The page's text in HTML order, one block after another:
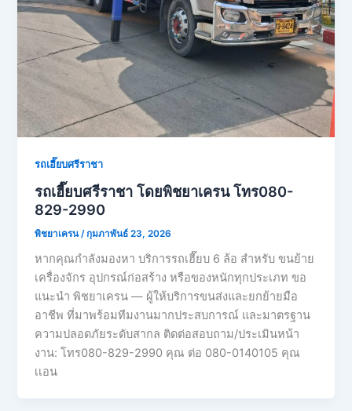
รถเฮี๊ยบศรีราชา
รถเฮี๊ยบศรีราชา โดยพิชยาเครน โทร080-
829-2990
พิชยาเครน /กุมภาพันธ์ 23, 2026
หากคุณกำลังมองหา บริการรถเฮี๊ยบ 6 ล้อ สำหรับ ขนย้าย
เครื่องจักร อุปกรณ์ก่อสร้าง หรือของหนักทุกประเภท ขอ
แนะนำ พิชยาเครน — ผู้ให้บริการขนส่งและยกย้ายมือ
อาชีพ ที่มาพร้อมทีมงานมากประสบการณ์ และมาตรฐาน
ความปลอดภัยระดับสากล ติดต่อสอบถาม/ประเมินหน้า
งาน: โทร080-829-2990 คุณ ต่อ 080-0140105 คุณ
เเอน